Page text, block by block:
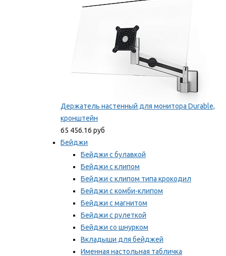
Держатель настенный для монитора Durable,
кронштейн
65 456.16 руб
Бейджи
Бейджи с булавкой
Бейджи с клипом
Бейджи с клипом типа крокодил
Бейджи с комби-клипом
Бейджи с магнитом
Бейджи с рулеткой
Бейджи со шнурком
Вкладыши для бейджей
Именная настольная табличка